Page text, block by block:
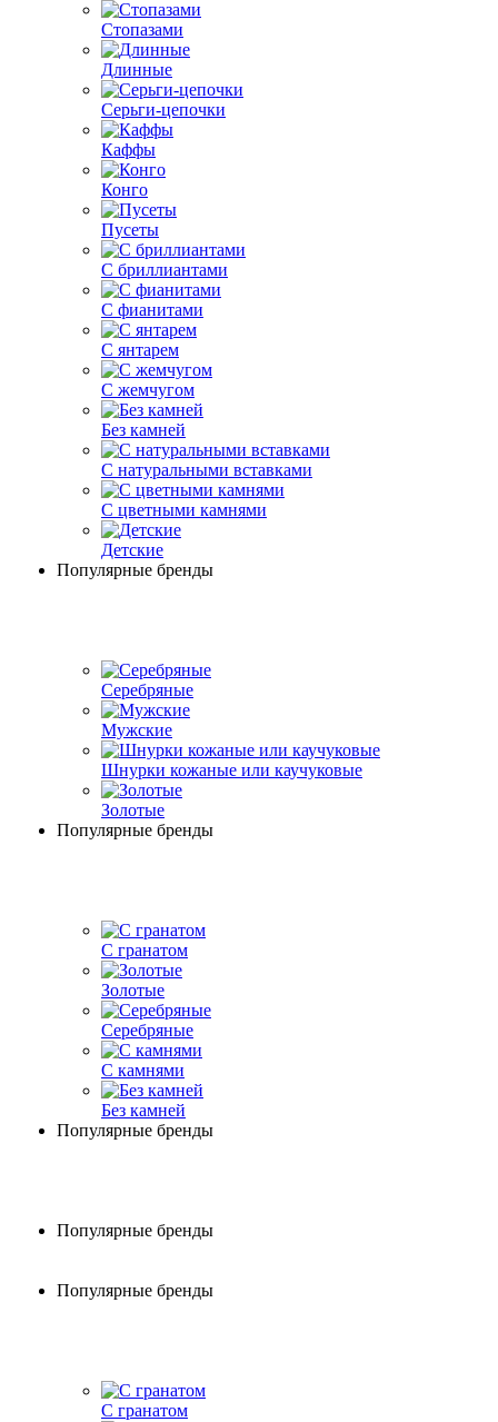
Стопазами
Длинные
Серьги-цепочки
Каффы
Конго
Пусеты
С бриллиантами
С фианитами
С янтарем
С жемчугом
Без камней
С натуральными вставками
С цветными камнями
Детские
Популярные бренды
Серебряные
Мужские
Шнурки кожаные или каучуковые
Золотые
Популярные бренды
С гранатом
Золотые
Серебряные
С камнями
Без камней
Популярные бренды
Популярные бренды
Популярные бренды
С гранатом